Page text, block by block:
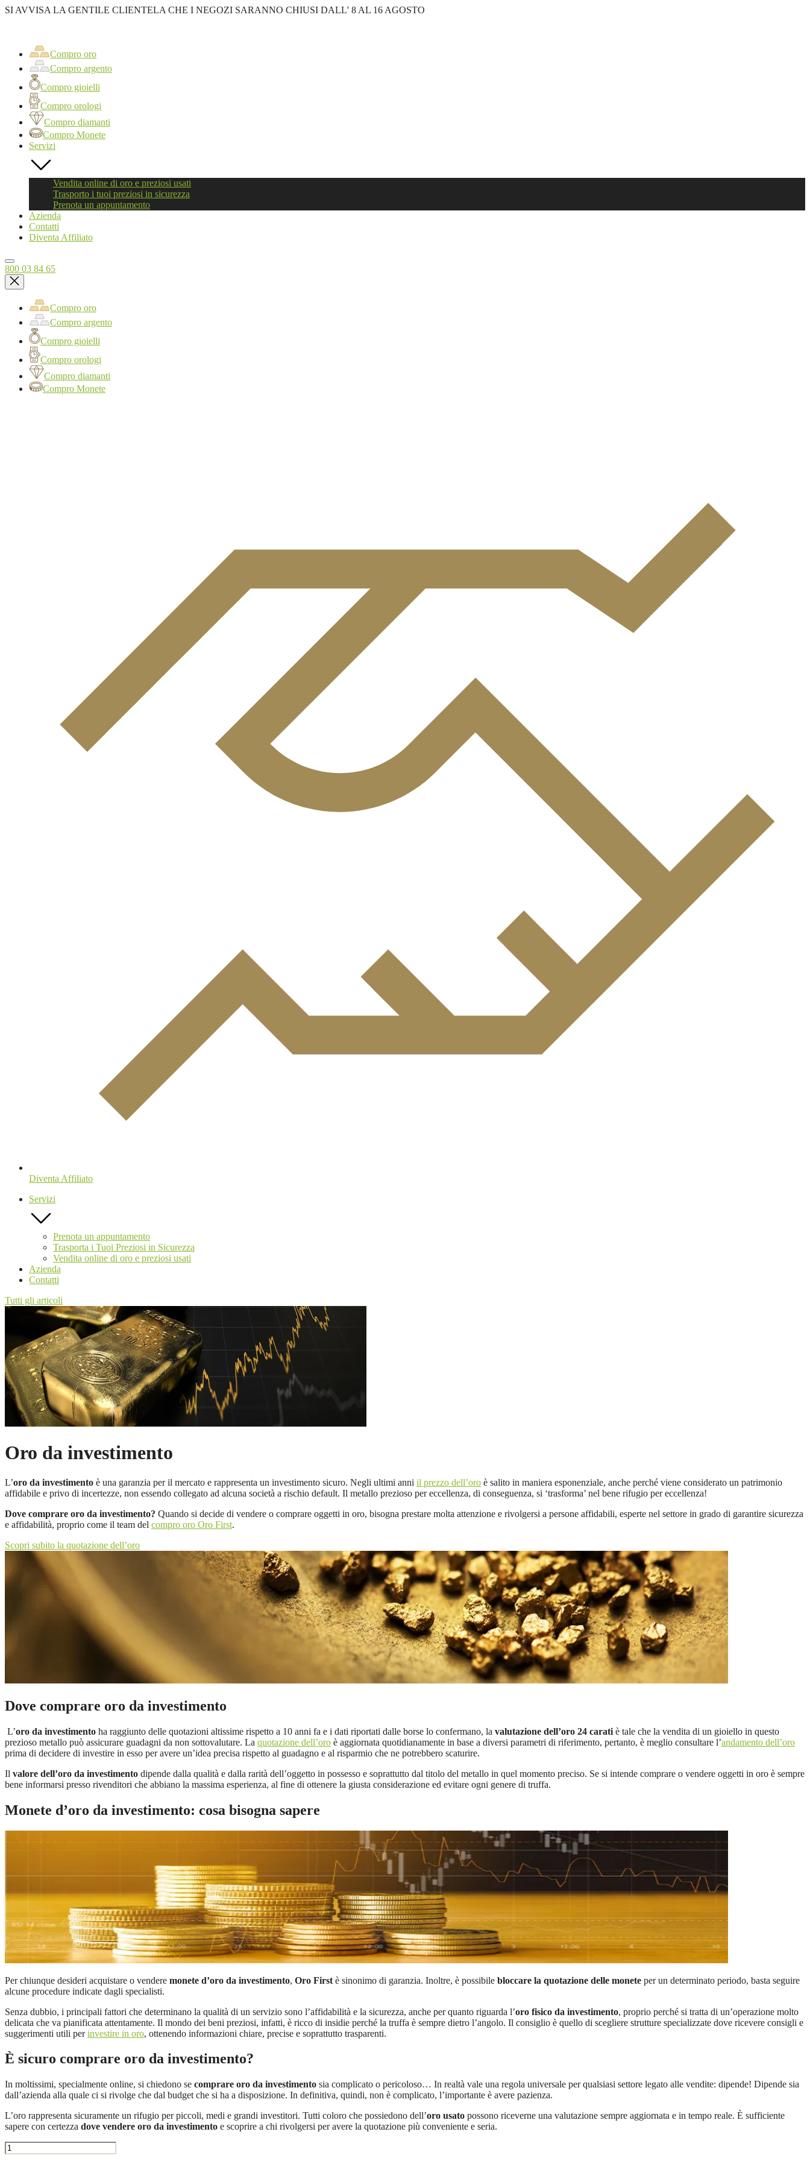
SI AVVISA LA GENTILE CLIENTELA CHE I NEGOZI SARANNO CHIUSI DALL' 8 AL 16 AGOSTO
Compro oro
Compro argento
Compro gioielli
Compro orologi
Compro diamanti
Compro Monete
Servizi
Vendita online di oro e preziosi usati
Trasporto i tuoi preziosi in sicurezza
Prenota un appuntamento
Azienda
Contatti
Diventa Affiliato
800 03 84 65
Compro oro
Compro argento
Compro gioielli
Compro orologi
Compro diamanti
Compro Monete
Diventa Affiliato
Servizi
Prenota un appuntamento
Trasporta i Tuoi Preziosi in Sicurezza
Vendita online di oro e preziosi usati
Azienda
Contatti
Tutti gli articoli
Oro da investimento
L’oro da investimento è una garanzia per il mercato e rappresenta un investimento sicuro. Negli ultimi anni il prezzo dell’oro è salito in maniera esponenziale, anche perché viene considerato un patrimonio
affidabile e privo di incertezze, non essendo collegato ad alcuna società a rischio default. Il metallo prezioso per eccellenza, di conseguenza, si ‘trasforma’ nel bene rifugio per eccellenza!
Dove comprare oro da investimento? Quando si decide di vendere o comprare oggetti in oro, bisogna prestare molta attenzione e rivolgersi a persone affidabili, esperte nel settore in grado di garantire sicurezza
e affidabilità, proprio come il team del compro oro Oro First.
Scopri subito la quotazione dell’oro
Dove comprare oro da investimento
L’oro da investimento ha raggiunto delle quotazioni altissime rispetto a 10 anni fa e i dati riportati dalle borse lo confermano, la valutazione dell’oro 24 carati è tale che la vendita di un gioiello in questo
prezioso metallo può assicurare guadagni da non sottovalutare. La quotazione dell’oro è aggiornata quotidianamente in base a diversi parametri di riferimento, pertanto, è meglio consultare l’andamento dell’oro
prima di decidere di investire in esso per avere un’idea precisa rispetto al guadagno e al risparmio che ne potrebbero scaturire.
Il valore dell’oro da investimento dipende dalla qualità e dalla rarità dell’oggetto in possesso e soprattutto dal titolo del metallo in quel momento preciso. Se si intende comprare o vendere oggetti in oro è sempre
bene informarsi presso rivenditori che abbiano la massima esperienza, al fine di ottenere la giusta considerazione ed evitare ogni genere di truffa.
Monete d’oro da investimento: cosa bisogna sapere
Per chiunque desideri acquistare o vendere monete d’oro da investimento, Oro First è sinonimo di garanzia. Inoltre, è possibile bloccare la quotazione delle monete per un determinato periodo, basta seguire
alcune procedure indicate dagli specialisti.
Senza dubbio, i principali fattori che determinano la qualità di un servizio sono l’affidabilità e la sicurezza, anche per quanto riguarda l’oro fisico da investimento, proprio perché si tratta di un’operazione molto
delicata che va pianificata attentamente. Il mondo dei beni preziosi, infatti, è ricco di insidie perché la truffa è sempre dietro l’angolo. Il consiglio è quello di scegliere strutture specializzate dove ricevere consigli e
suggerimenti utili perinvestire in oro, ottenendo informazioni chiare, precise e soprattutto trasparenti.
È sicuro comprare oro da investimento?
In moltissimi, specialmente online, si chiedono se comprare oro da investimento sia complicato o pericoloso… In realtà vale una regola universale per qualsiasi settore legato alle vendite: dipende! Dipende sia
dall’azienda alla quale ci si rivolge che dal budget che si ha a disposizione. In definitiva, quindi, non è complicato, l’importante è avere pazienza.
L’oro rappresenta sicuramente un rifugio per piccoli, medi e grandi investitori. Tutti coloro che possiedono dell’oro usato possono riceverne una valutazione sempre aggiornata e in tempo reale. È sufficiente
sapere con certezza dove vendere oro da investimento e scoprire a chi rivolgersi per avere la quotazione più conveniente e seria.